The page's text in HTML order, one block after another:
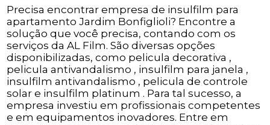
Precisa encontrar empresa de insulfilm para
apartamento Jardim Bonfiglioli? Encontre a
solução que você precisa, contando com os
serviços da AL Film. São diversas opções
disponibilizadas, como pelicula decorativa ,
pelicula antivandalismo , insulfilm para janela ,
insulfilm antivandalismo , pelicula de controle
solar e insulfilm platinum . Para tal sucesso, a
empresa investiu em profissionais competentes
e em equipamentos inovadores. Entre em